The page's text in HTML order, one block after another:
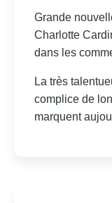
Grande
Charlotte
dans les
La très
complice de
marquent